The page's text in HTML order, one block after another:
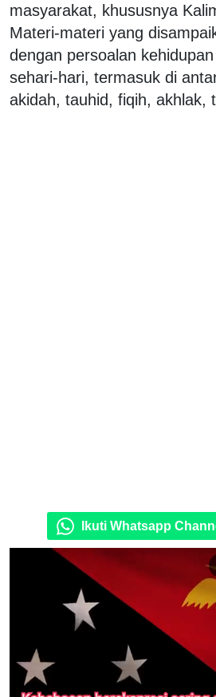
masyarakat, khususnya
Materi-materi yang
dengan persoalan
sehari-hari, termasuk di
akidah, tauhid, fiqih, akhlak,
Ikuti Whatsapp